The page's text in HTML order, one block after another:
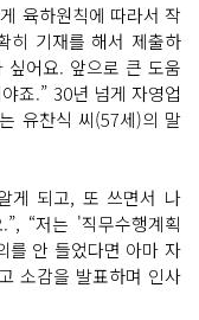
육하원칙에 따라서 작
히 기재를 해서 제출하
싶어요. 앞으로 큰 도움
죠.” 30년 넘게 자영업
유찬식 씨(57세)의 말
게 되고, 또 쓰면서 나
“저는 '직무수행계획
를 안 들었다면 아마 자
소감을 발표하며 인사